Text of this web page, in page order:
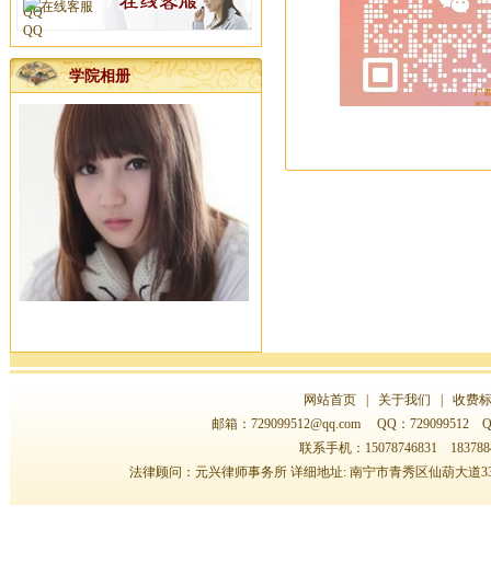
杨易达风水大师服务项目
广西南宁老牌起名大师杨易达真...
南宁专业老牌起名大师杨易达为...
新年快乐，感谢新老客户十五年...
河池徐老板您交的预约点墓地定...
杨公风水培训班国庆节开班了
2025年元月1日前交定金看风水的...
广西杨公三元风水培训大师
一分预防大于十分治疗
梧州李福主宝宝名字已取好
广西正规点地安葬服务公司电话...
2024年今天正式上班接待新老客...
广西南宁起名大师哪个师傅最好
学院相册
网站首页 关于我们
收费
邮箱： 729099512@qq.comQQ：729099512
联系手机：15078746831
法律顾问：元兴律师事务所 详细地址: 南宁市青秀区仙葫大道